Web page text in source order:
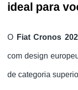
ideal para
O Fiat Cronos
com design
de categoria